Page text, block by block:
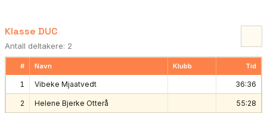
Klasse DUC
Antall deltakere: 2
# Navn Klubb Tid
1 Vibeke Mjaatvedt 36:36
2 Helene Bjerke Otterå 55:28